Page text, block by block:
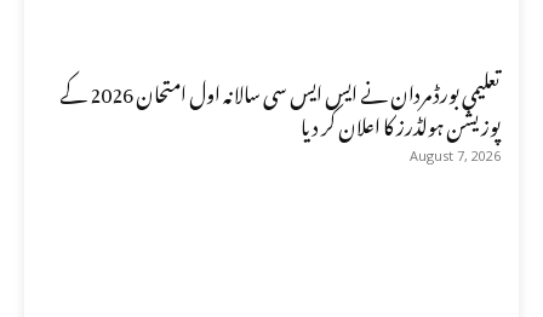
تعلیمی بورڈ مردان نے ایس ایس سی سالانہ اول امتحان 2026 کے
پوزیشن ہولڈرز کا اعلان کر دیا
August 7, 2026